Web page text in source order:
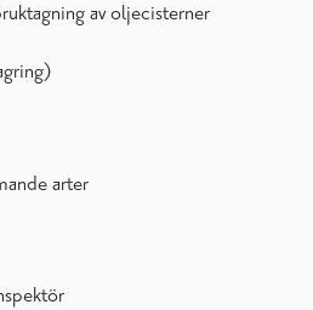
av oljecisterner
arter